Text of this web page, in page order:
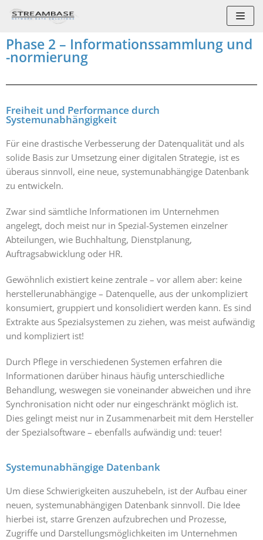
Zum
springen
Phase 2 – Informationssammlung und
-normierung
Freiheit und Performance durch
Systemunabhängigkeit
Für eine drastische Verbesserung der Datenqualität und als
solide Basis zur Umsetzung einer digitalen Strategie, ist es
überaus sinnvoll, eine neue, systemunabhängige Datenbank
zu entwickeln.
Zwar sind sämtliche Informationen im Unternehmen
angelegt, doch meist nur in Spezial-Systemen einzelner
Abteilungen, wie Buchhaltung, Dienstplanung,
Auftragsabwicklung oder HR.
Gewöhnlich existiert keine zentrale – vor allem aber: keine
herstellerunabhängige – Datenquelle, aus der unkompliziert
konsumiert, gruppiert und konsolidiert werden kann. Es sind
Extrakte aus Spezialsystemen zu ziehen, was meist aufwändig
und kompliziert ist!
Durch Pflege in verschiedenen Systemen erfahren die
Informationen darüber hinaus häufig unterschiedliche
Behandlung, weswegen sie voneinander abweichen und ihre
Synchronisation nicht oder nur eingeschränkt möglich ist.
Dies gelingt meist nur in Zusammenarbeit mit dem Hersteller
der Spezialsoftware – ebenfalls aufwändig und: teuer!
Systemunabhängige Datenbank
Um diese Schwierigkeiten auszuhebeln, ist der Aufbau einer
neuen, systemunabhängigen Datenbank sinnvoll. Die Idee
hierbei ist, starre Grenzen aufzubrechen und Prozesse,
Zugriffe und Darstellungsmöglichkeiten im Unternehmen